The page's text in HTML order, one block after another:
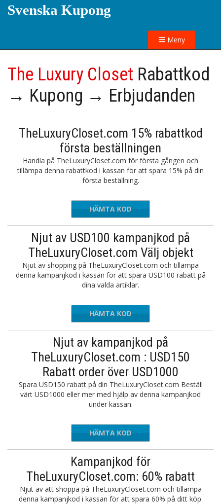
Svenska Kupong
Meny
The Luxury Closet Rabattkod
→ Kupong → Erbjudanden
TheLuxuryCloset.com 15% rabattkod
första beställningen
Handla på TheLuxuryCloset.com för första gången och
tillämpa denna rabattkod i kassan för att spara 15% på din
första beställning.
NEW15
HÄMTA KOD
Njut av USD100 kampanjkod på
TheLuxuryCloset.com Välj objekt
Njut av shopping på TheLuxuryCloset.com och tillämpa
denna kampanjkod i kassan för att spara USD100 rabatt på
dina valda artiklar.
TLC100
HÄMTA KOD
Njut av kampanjkod på
TheLuxuryCloset.com : USD150
Rabatt order över USD1000
Spara USD150 rabatt på din TheLuxuryCloset.com Beställ
värt USD1000 eller mer med hjälp av denna kampanjkod
under kassan.
GUST150
HÄMTA KOD
Kampanjkod för
TheLuxuryCloset.com: 60% rabatt
Njut av att shoppa på TheLuxuryCloset.com och tillämpa
denna kampanjkod i kassan för att spara 60% på ditt köp.